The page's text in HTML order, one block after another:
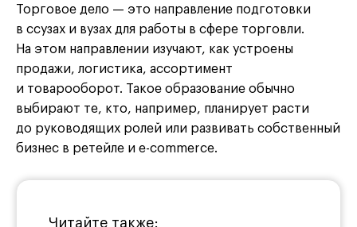
Торговое дело — это направление подготовки
в ссузах и вузах для работы в сфере торговли.
На этом направлении изучают, как устроены
продажи, логистика, ассортимент
и товарооборот. Такое образование обычно
выбирают те, кто, например, планирует расти
до руководящих ролей или развивать собственный
бизнес в ретейле и e-commerce.
Читайте также: